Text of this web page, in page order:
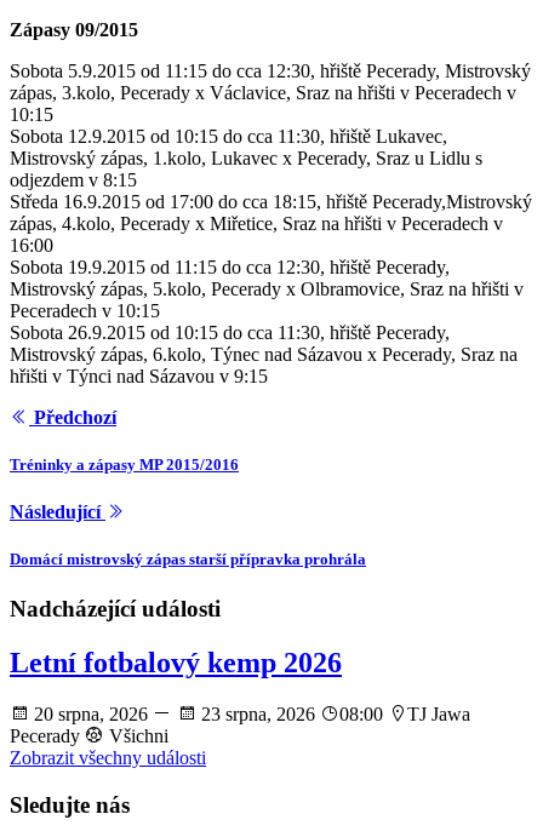
Zápasy 09/2015
Sobota 5.9.2015 od 11:15 do cca 12:30, hřiště Pecerady, Mistrovský
zápas, 3.kolo, Pecerady x Václavice, Sraz na hřišti v Peceradech v
10:15
Sobota 12.9.2015 od 10:15 do cca 11:30, hřiště Lukavec,
Mistrovský zápas, 1.kolo, Lukavec x Pecerady, Sraz u Lidlu s
odjezdem v 8:15
Středa 16.9.2015 od 17:00 do cca 18:15, hřiště Pecerady,Mistrovský
zápas, 4.kolo, Pecerady x Miřetice, Sraz na hřišti v Peceradech v
16:00
Sobota 19.9.2015 od 11:15 do cca 12:30, hřiště Pecerady,
Mistrovský zápas, 5.kolo, Pecerady x Olbramovice, Sraz na hřišti v
Peceradech v 10:15
Sobota 26.9.2015 od 10:15 do cca 11:30, hřiště Pecerady,
Mistrovský zápas, 6.kolo, Týnec nad Sázavou x Pecerady, Sraz na
hřišti v Týnci nad Sázavou v 9:15
Předchozí
Tréninky a zápasy MP 2015/2016
Následující
Domácí mistrovský zápas starší přípravka prohrála
Nadcházející události
Letní fotbalový kemp 2026
20 srpna, 2026 23 srpna, 2026 08:00
TJ Jawa
Pecerady
Všichni
Zobrazit všechny události
Sledujte nás